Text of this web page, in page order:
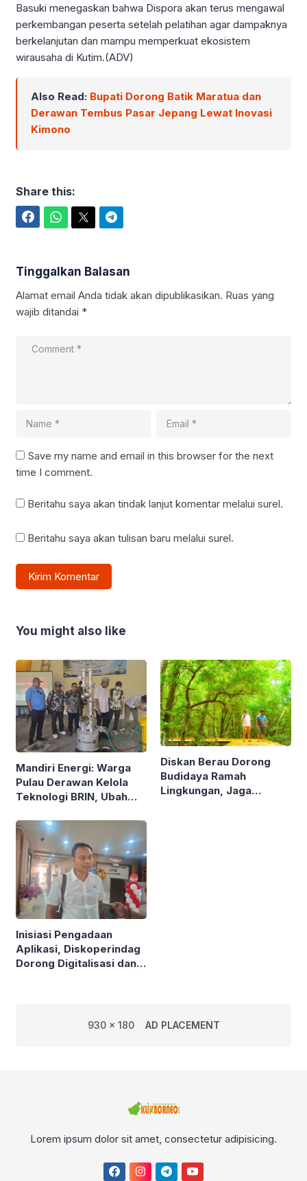
Basuki menegaskan bahwa Dispora akan terus mengawal
perkembangan peserta setelah pelatihan agar dampaknya
berkelanjutan dan mampu memperkuat ekosistem
wirausaha di Kutim.(ADV)
Also Read: Bupati Dorong Batik Maratua dan
Derawan Tembus Pasar Jepang Lewat Inovasi
Kimono
Share this:
Tinggalkan Balasan
Alamat email Anda tidak akan dipublikasikan. Ruas yang
wajib ditandai *
Save my name and email in this browser for the next
time I comment.
Beritahu saya akan tindak lanjut komentar melalui surel.
Beritahu saya akan tulisan baru melalui surel.
You might also like
Mandiri Energi: Warga
Pulau Derawan Kelola
Teknologi BRIN, Ubah
Solar
Diskan Berau Dorong
Budidaya Ramah
Lingkungan, Jaga
Inisiasi Pengadaan
Aplikasi, Diskoperindag
Dorong Digitalisasi dan
930 x 180 AD PLACEMENT
Lorem ipsum dolor sit amet, consectetur adipisicing.